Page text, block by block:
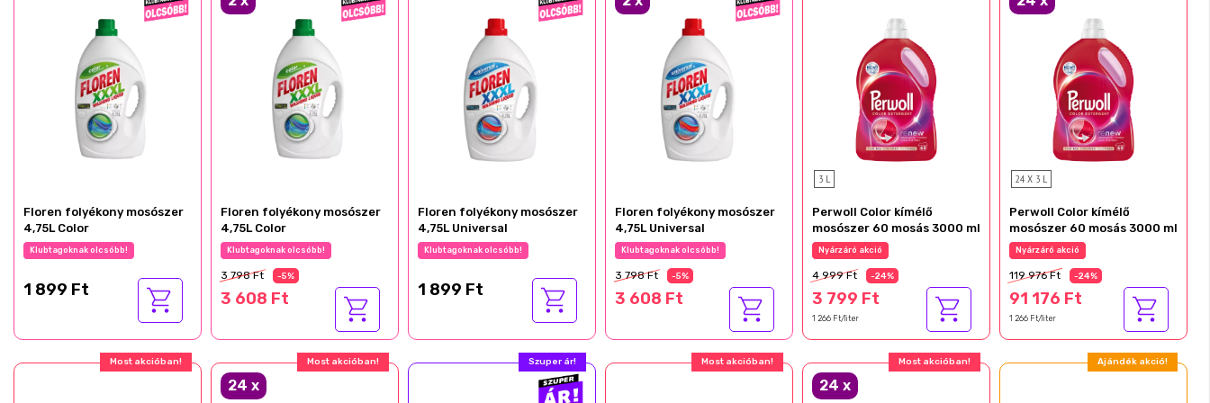
Floren folyékony mosószer
4,75L Color
Klubtagoknak olcsóbb!
1 899 Ft
Floren folyékony mosószer
4,75L Color
Klubtagoknak olcsóbb!
3 798 Ft -5%
3 608 Ft
Floren folyékony mosószer
4,75L Universal
Klubtagoknak olcsóbb!
1 899 Ft
Floren folyékony mosószer
4,75L Universal
Klubtagoknak olcsóbb!
3 798 Ft -5%
3 608 Ft
3 L
Perwoll Color kímélő
mosószer 60 mosás 3000 ml
Nyárzáró akció
4 999 Ft -24%
3 799 Ft
1 266 Ft/liter
24 X 3 L
Perwoll Color kímélő
mosószer 60 mosás 3000 ml
Nyárzáró akció
119 976 Ft -24%
91 176 Ft
1 266 Ft/liter
Most akcióban! Most akcióban!
24 x
Szuper ár! Most akcióban! Most akcióban!
24 x
Ajándék akció!